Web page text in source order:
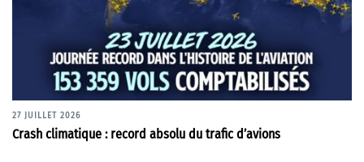
27 JUILLET 2026
Crash climatique : record absolu du trafic d’avions